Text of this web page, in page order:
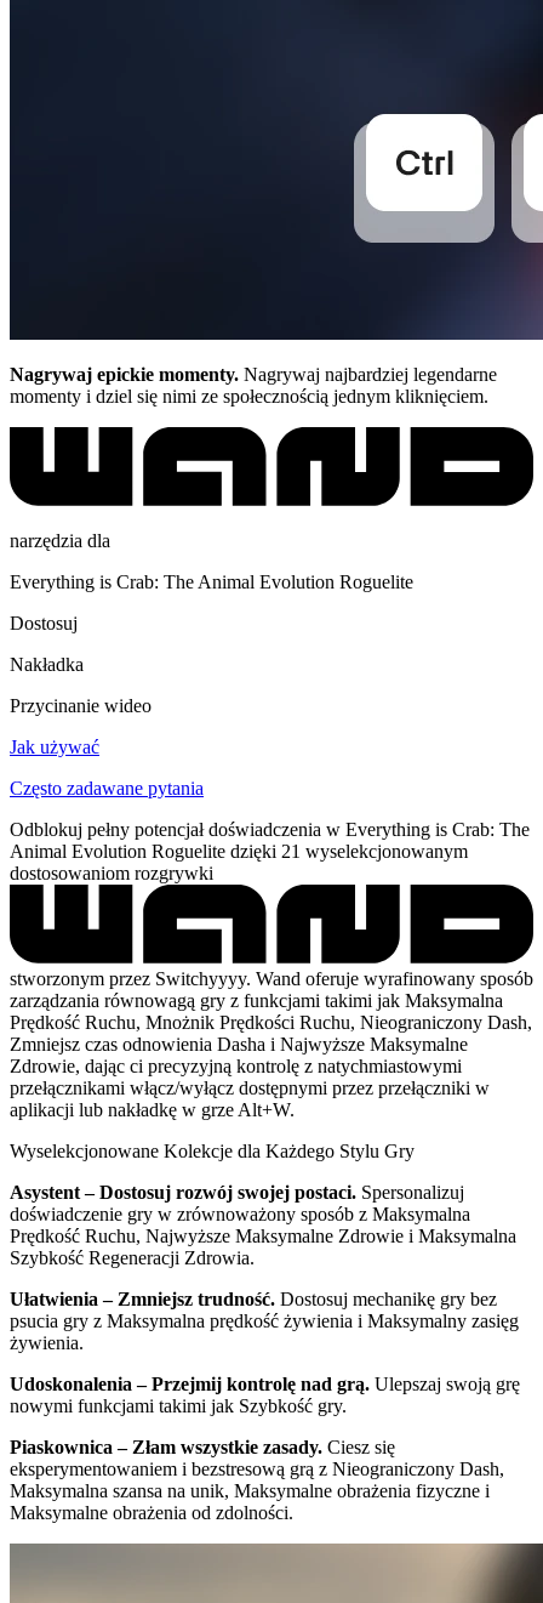
Nagrywaj epickie momenty. Nagrywaj najbardziej legendarne
momenty i dziel się nimi ze społecznością jednym kliknięciem.
narzędzia dla
Everything is Crab: The Animal Evolution Roguelite
Dostosuj
Nakładka
Przycinanie wideo
Jak używać
Często zadawane pytania
Odblokuj pełny potencjał doświadczenia w Everything is Crab: The
Animal Evolution Roguelite dzięki 21 wyselekcjonowanym
dostosowaniom rozgrywki
stworzonym przez Switchyyyy. Wand oferuje wyrafinowany sposób
zarządzania równowagą gry z funkcjami takimi jak Maksymalna
Prędkość Ruchu, Mnożnik Prędkości Ruchu, Nieograniczony Dash,
Zmniejsz czas odnowienia Dasha i Najwyższe Maksymalne
Zdrowie, dając ci precyzyjną kontrolę z natychmiastowymi
przełącznikami włącz/wyłącz dostępnymi przez przełączniki w
aplikacji lub nakładkę w grze Alt+W.
Wyselekcjonowane Kolekcje dla Każdego Stylu Gry
Asystent – Dostosuj rozwój swojej postaci. Spersonalizuj
doświadczenie gry w zrównoważony sposób z Maksymalna
Prędkość Ruchu, Najwyższe Maksymalne Zdrowie i Maksymalna
Szybkość Regeneracji Zdrowia.
Ułatwienia – Zmniejsz trudność. Dostosuj mechanikę gry bez
psucia gry z Maksymalna prędkość żywienia i Maksymalny zasięg
żywienia.
Udoskonalenia – Przejmij kontrolę nad grą. Ulepszaj swoją grę
nowymi funkcjami takimi jak Szybkość gry.
Piaskownica – Złam wszystkie zasady. Ciesz się
eksperymentowaniem i bezstresową grą z Nieograniczony Dash,
Maksymalna szansa na unik, Maksymalne obrażenia fizyczne i
Maksymalne obrażenia od zdolności.